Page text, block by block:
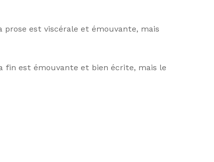
est viscérale et émouvante, mais
fin est émouvante et bien écrite, mais le